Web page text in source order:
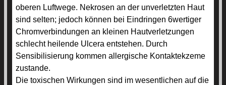
oberen Luftwege. Nekrosen an der unverletzten Haut
sind selten; jedoch können bei Eindringen 6wertiger
Chromverbindungen an kleinen Hautverletzungen
schlecht heilende Ulcera entstehen. Durch
Sensibilisierung kommen allergische Kontaktekzeme
zustande.
Die toxischen Wirkungen sind im wesentlichen auf die